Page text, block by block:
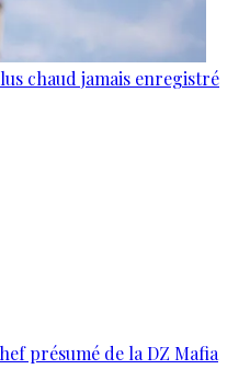
chaud jamais enregistré
présumé de la DZ Mafia